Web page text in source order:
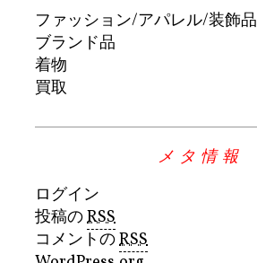
ファッション/アパレル/装飾品
ブランド品
着物
買取
メタ情報
ログイン
投稿のRSS
コメントのRSS